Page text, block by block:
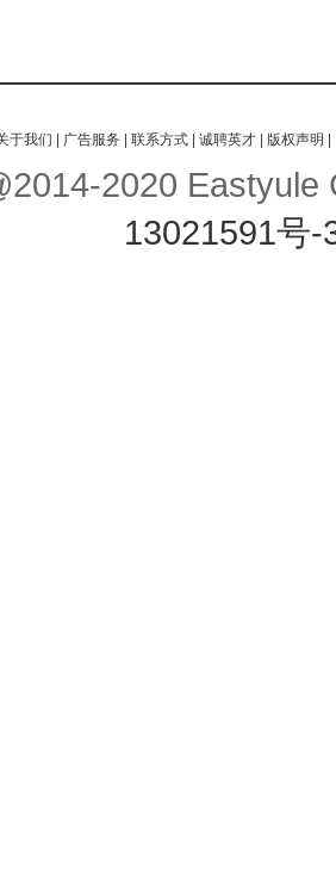
于我们 广告服务 |联系方式 |诚聘英才 版权声明
2020
13021591号-